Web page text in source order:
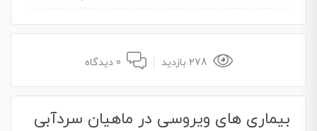
بیماری های ویروسی در ماهیان سردآبی